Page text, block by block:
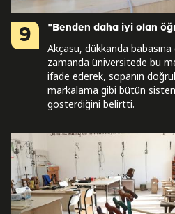
9 "Benden daha iyi olan
Akçasu, dükkanda
zamanda üniversitede bu
ifade ederek, sopanın
markalama gibi bütün
gösterdiğini belirtti.